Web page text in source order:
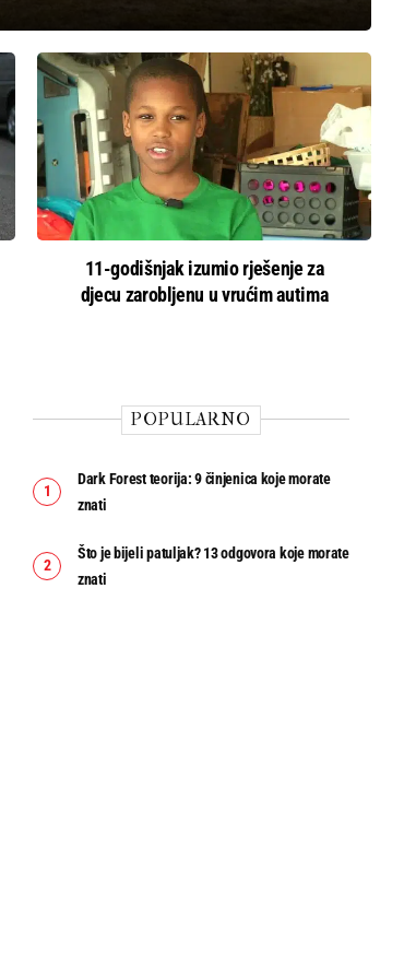
11-godišnjak izumio rješenje za
djecu zarobljenu u vrućim autima
POPULARNO
Dark Forest teorija: 9 činjenica koje morate
znati
Što je bijeli patuljak? 13 odgovora koje morate
znati